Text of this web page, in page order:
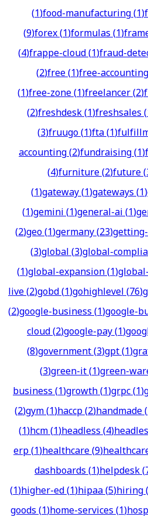
(1)food-manufacturing(1)
(9)forex(1)formulas(1)
(4)frappe-cloud(1)fraud-
(2)free(1)free-accounting
(1)free-zone(1)freelancer(2)
(2)freshdesk(1)freshsales(
(3)fruugo(1)fta(1)
accounting(2)fundraising(1)
(4)furniture(2)future(
(1)gateway(1)gateways(1)
(1)gemini(1)general-ai(1)
(2)geo(1)germany(23)
(3)global(3)global-
(1)global-expansion(1)
live(2)gobd(1)gohighlevel(76)
(2)google-business(1)google-
cloud(2)google-pay(1)
(8)government(3)gpt(1)
(3)green-it(1)green-
business(1)growth(1)grpc(1)
(2)gym(1)haccp(2)handmade(
(1)hcm(1)headless(4)
erp(1)healthcare(9)
dashboards(1)helpdesk(
(1)higher-ed(1)hipaa(5)hiring(
goods(1)home-services(1)